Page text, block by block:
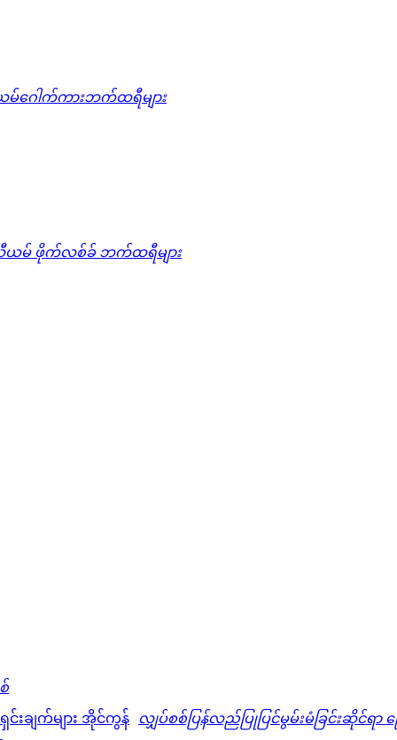
ဂေါက်ကားဘက်ထရီများ
မ် ဖိုက်လစ်ခ် ဘက်ထရီများ
လျှပ်စစ်ပြန်လည်ပြုပြင်မွမ်းမံခြင်းဆိုင်ရာ ဖြ